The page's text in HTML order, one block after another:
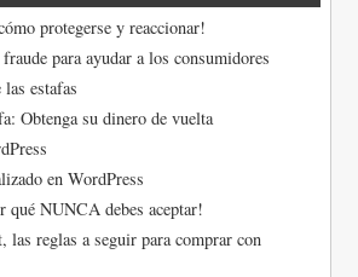
protegerse y reaccionar!
para ayudar a los consumidores
estafas
Obtenga su dinero de vuelta
en WordPress
qué NUNCA debes aceptar!
las reglas a seguir para comprar con